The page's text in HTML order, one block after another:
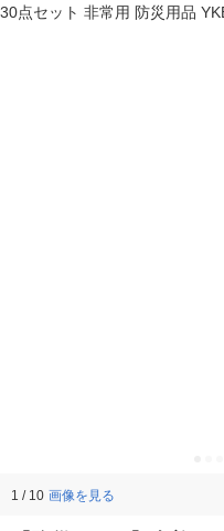
1 / 10 画像を見る